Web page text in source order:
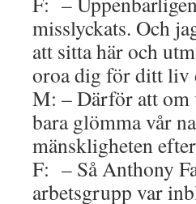
misslyckats. Och
att sitta här och
oroa dig för ditt liv
M: – Därför att om
bara glömma vår
mänskligheten
F: – Så Anthony
arbetsgrupp var